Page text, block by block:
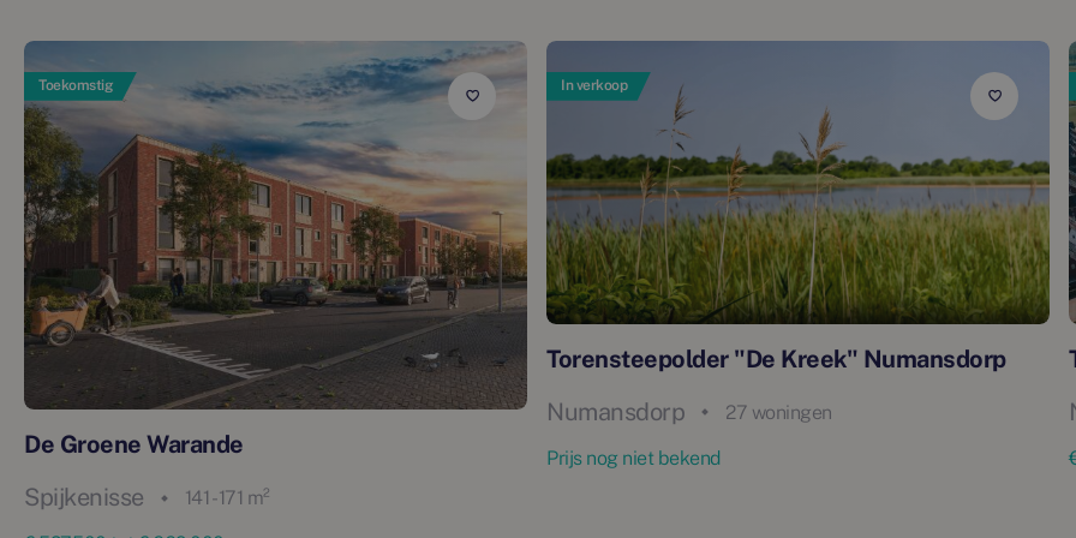
Toekomstig
De Groene Warande
Spijkenisse
141 - 171 m²
In verkoop
Torensteepolder "De Kreek" Numansdorp
Numansdorp
27 woningen
Prijs nog niet bekend